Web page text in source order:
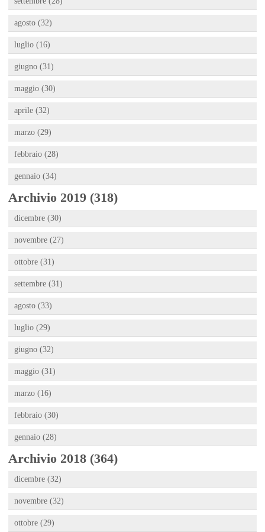
agosto (32)
luglio (16)
giugno (31)
maggio (30)
aprile (32)
marzo (29)
febbraio (28)
gennaio (34)
Archivio 2019 (318)
dicembre (30)
novembre (27)
ottobre (31)
settembre (31)
agosto (33)
luglio (29)
giugno (32)
maggio (31)
marzo (16)
febbraio (30)
gennaio (28)
Archivio 2018 (364)
dicembre (32)
novembre (32)
ottobre (29)